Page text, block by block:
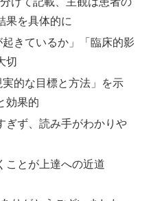
果を具体的に
きているか」「臨床的影
切
的な目標と方法」を示
効果的
ぎず、読み手がわかりや
ことが上達への近道